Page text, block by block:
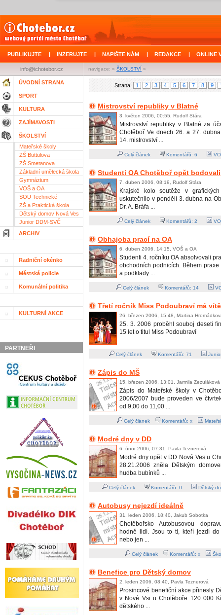
PUBLIKUJTE | INZERUJTE | NAPIŠTE NÁM | REDAKCE | ONLINE
navigace: » ŠKOLSTVÍ »
info@ichotebor.cz
ÚVODNÍ STRANA
SPORT
KULTURA
ZAJÍMAVOSTI
ŠKOLSTVÍ
Mateřské školy
ZŠ Buttulova
ZŠ Smetanova
Základní umělecká škola
Gymnázium
VOŠ a OA
SOU Technické
ZŠ a Praktická škola
Dětský domov Nová Ves
Junior DDM-SVČ
ARCHIV
Radniční okénko
Městská policie
Komunální politika
KULTURNÍ AKCE
PARTNEŘI
Strana: 1 2 3 4 5 6 7 8 9
Mistrovství republiky v Blatné
3. květen 2006, 00:55, Rudolf Stára
Mistrovství republiky v Blatné za
Chotěboř Ve dnech 26. a 27.
14. mistrovství ...
Celý článek Komentářů: 6
Studenti OA Chotěboř opět bodovali
7. duben 2006, 08:19, Rudolf Stára
Krajské kolo soutěže v
uskutečnilo v pondělí 3. dubna na
Dr. A. Bráfa ...
Celý článek Komentářů: 2
Obhajoba prací na OA
6. duben 2006, 14:15, VOŠ a OA
Studenti 4. ročníku OA absolvovali
obchodních podnicích. Během
a podklady ...
Celý článek Komentářů: 14
Třetí ročník Miss Podoubraví má
26. březen 2006, 15:48, Martina
25. 3. 2006 proběhl souboj deseti
15 let o titul Miss Podoubraví
Celý článek Komentářů: 71
Zápis do MŠ
15. březen 2006, 13:01, Jarmila Zezuláková
Zápis do Mateřské školy v
2006/2007 bude proveden ve
od 9,00 do 11,00 ...
Celý článek Komentářů: x
Modré dny v DD
6. únor 2006, 07:31, Pavla Teznerová
Modré dny opět v DD Nová Ves u
28.21.2006 zněla Dětským
hudba bubínků ...
Celý článek Komentářů: 0 Dětský
Autobusy nejezdí ideálně
31. leden 2006, 18:40, Jakub Sobotka
Chotěbořsko Autobusovou
hodně lidí. Jsou to ti, kteří jezdí do
nebo jen ...
Celý článek Komentářů: x
Benefice pro Dětský domov
2. leden 2006, 08:40, Pavla Teznerová
Prosincové benefiční akce přinesly
v Nové Vsi u Chotěboře 120 000
dětského ...